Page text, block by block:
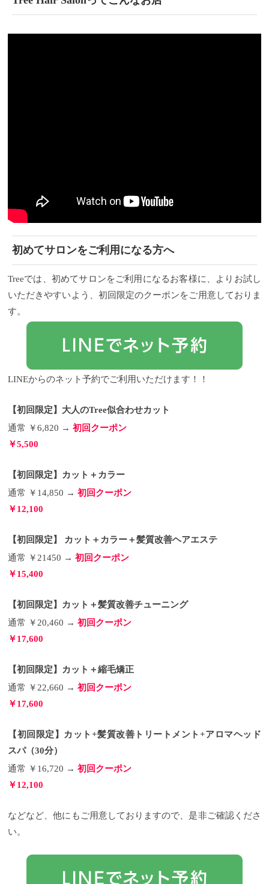
初めてサロンをご利用になる方へ
Treeでは、初めてサロンをご利用になるお客様に、よりお試し
いただきやすいよう、初回限定のクーポンをご用意しておりま
す。
LINEからのネット予約でご利用いただけます！！
【初回限定】大人のTree似合わせカット
通常 ￥6,820 → 初回クーポン
￥5,500
【初回限定】カット＋カラー
通常 ￥14,850 → 初回クーポン
￥12,100
【初回限定】 カット＋カラー＋髪質改善ヘアエステ
通常 ￥21450 → 初回クーポン
￥15,400
【初回限定】カット＋髪質改善チューニング
通常 ￥20,460 → 初回クーポン
￥17,600
【初回限定】カット＋縮毛矯正
通常 ￥22,660 → 初回クーポン
￥17,600
【初回限定】カット+髪質改善トリートメント+アロマヘッド
スパ（30分）
通常 ￥16,720 → 初回クーポン
￥12,100
などなど、他にもご用意しておりますので、是非ご確認くださ
い。